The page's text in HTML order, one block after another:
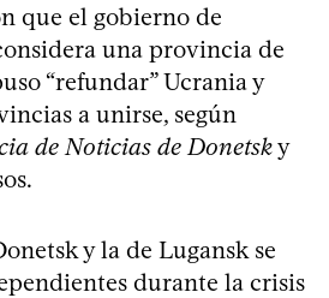
que el gobierno de
una provincia de
“refundar” Ucrania y
a unirse, según
de Noticias de Donetsky
y la de Lugansk se
durante la crisis